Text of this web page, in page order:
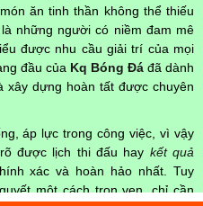
ăn tinh thần không thể thiếu
những người có niềm đam mê
được nhu cầu giải trí của mọi
đầu của Kq Bóng Đá đã dành
xây dựng hoàn tất được chuyên
áp lực trong công việc, vì vậy
được lịch thi đấu hay kết quả
xác và hoàn hảo nhất. Tuy
một cách trọn vẹn, chỉ cần